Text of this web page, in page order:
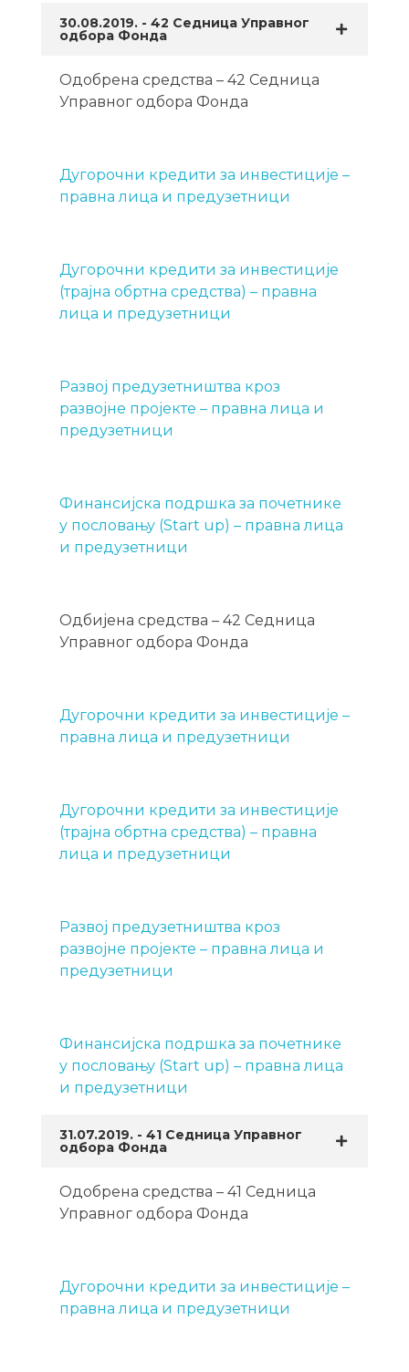
30.08.2019. - 42 Седница Управног
одбора Фонда
Одобрена средства – 42 Седница
Управног одбора Фонда
Дугорочни кредити за инвестиције –
правна лица и предузетници
Дугорочни кредити за инвестиције
(трајна обртна средства) – правна
лица и предузетници
Развој предузетништва кроз
развојне пројекте – правна лица и
предузетници
Финансијска подршка за почетнике
у пословању (Start up) – правна лица
и предузетници
Одбијена средства – 42 Седница
Управног одбора Фонда
Дугорочни кредити за инвестиције –
правна лица и предузетници
Дугорочни кредити за инвестиције
(трајна обртна средства) – правна
лица и предузетници
Развој предузетништва кроз
развојне пројекте – правна лица и
предузетници
Финансијска подршка за почетнике
у пословању (Start up) – правна лица
и предузетници
31.07.2019. - 41 Седница Управног
одбора Фонда
Одобрена средства – 41 Седница
Управног одбора Фонда
Дугорочни кредити за инвестиције –
правна лица и предузетници